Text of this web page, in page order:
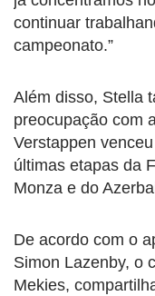
continuar
campeonato.”
Além disso, Stella
preocupação com
Verstappen
últimas etapas da
Monza e do
De acordo com o
Simon Lazenby, o
Mekies,